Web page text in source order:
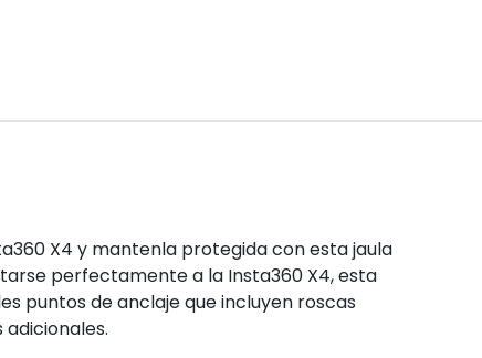
X4 y mantenla protegida con esta jaula
perfectamente a la Insta360 X4, esta
puntos de anclaje que incluyen roscas